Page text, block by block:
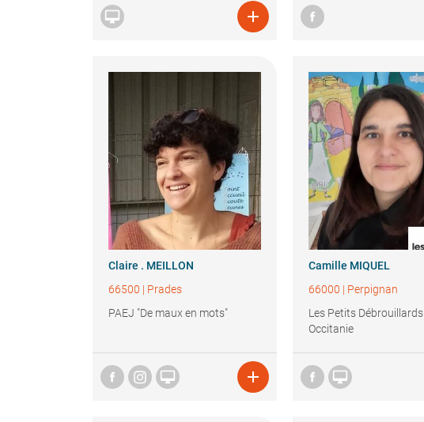
 
Claire . MEILLON
66500 | Prades
PAEJ "De maux en mots"
 
Camille MIQUEL
66000 | Perpignan
Les Petits Débrouillards
Occitanie
